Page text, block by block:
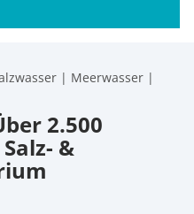
| Meerwasser |
2.500
&